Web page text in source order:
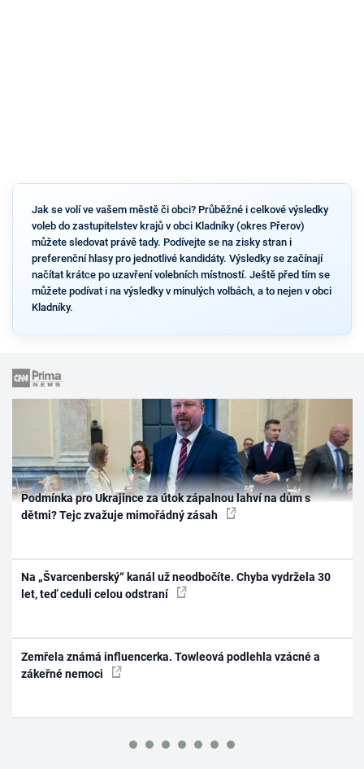
Jak se volí ve vašem městě či obci? Průběžné i celkové výsledky
voleb do zastupitelstev krajů v obci Kladníky (okres Přerov)
můžete sledovat právě tady. Podívejte se na zisky stran i
preferenční hlasy pro jednotlivé kandidáty. Výsledky se začínají
načítat krátce po uzavření volebních místností. Ještě před tím se
můžete podívat i na výsledky v minulých volbách, a to nejen v obci
Kladníky.
Podmínka pro Ukrajince za útok zápalnou lahví na dům s
dětmi? Tejc zvažuje mimořádný zásah
Na „Švarcenberský“ kanál už neodbočíte. Chyba vydržela 30
let, teď ceduli celou odstraní
Zemřela známá influencerka. Towleová podlehla vzácné a
zákeřné nemoci